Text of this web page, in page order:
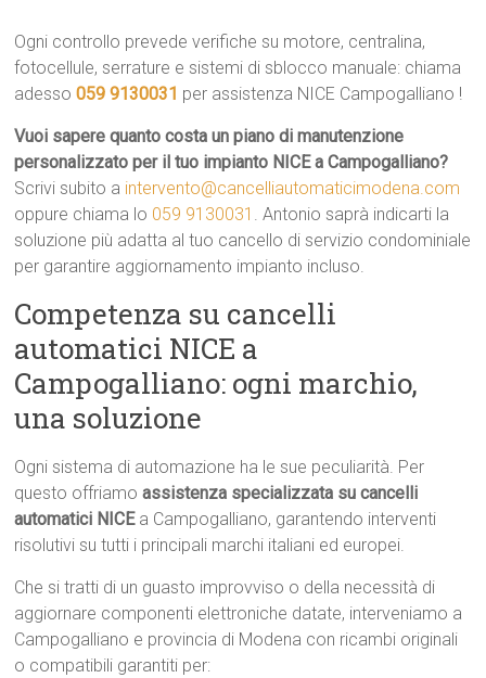
Ogni controllo prevede verifiche su motore, centralina,
fotocellule, serrature e sistemi di sblocco manuale: chiama
adesso059 9130031 per assistenza NICE Campogalliano !
Vuoi sapere quanto costa un piano di manutenzione
personalizzato per il tuo impianto NICE a Campogalliano?
Scrivi subito a intervento@cancelliautomaticimodena.com
oppure chiama lo 059 9130031 . Antonio saprà indicarti la
soluzione più adatta al tuo cancello di servizio condominiale
per garantire aggiornamento impianto incluso.
Competenza su cancelli
automatici NICE a
Campogalliano: ogni marchio,
una soluzione
Ogni sistema di automazione ha le sue peculiarità. Per
questo offriamoassistenza specializzata su cancelli
automatici NICEa Campogalliano, garantendo interventi
risolutivi su tutti i principali marchi italiani ed europei.
Che si tratti di un guasto improvviso o della necessità di
aggiornare componenti elettroniche datate, interveniamo a
Campogalliano e provincia di Modena con ricambi originali
o compatibili garantiti per: